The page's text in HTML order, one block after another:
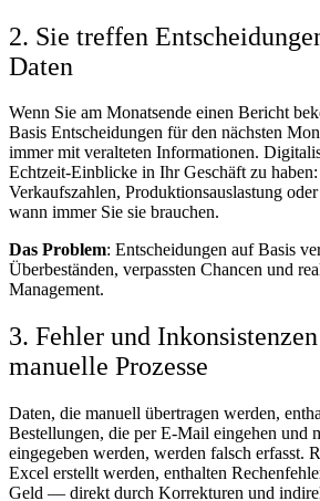
2. Sie treffen
Daten
Wenn Sie am Monatsende einen Bericht
Basis Entscheidungen für den nächsten
immer mit veralteten Informationen.
Echtzeit-Einblicke in Ihr Geschäft zu haben:
Verkaufszahlen, Produktionsauslastung
wann immer Sie sie brauchen.
Das Problem: Entscheidungen auf Basis
Überbeständen, verpassten Chancen und
Management.
3. Fehler und
manuelle Prozesse
Daten, die manuell übertragen werden,
Bestellungen, die per E-Mail eingehen und
eingegeben werden, werden falsch erfasst.
Excel erstellt werden, enthalten
Geld — direkt durch Korrekturen und